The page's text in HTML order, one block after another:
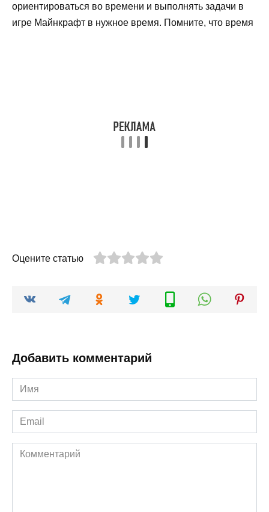
ориентироваться во времени и выполнять задачи в
игре Майнкрафт в нужное время. Помните, что время
Оцените статью
Добавить комментарий
Имя
*
Email
*
Комментарий